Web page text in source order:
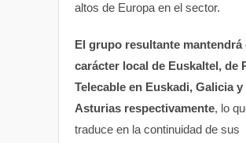
altos de Europa en el sector.
El grupo resultante mantendrá
carácter local de Euskaltel, de
Telecable en Euskadi, Galicia y
Asturias respectivamente, lo
traduce en la continuidad de sus